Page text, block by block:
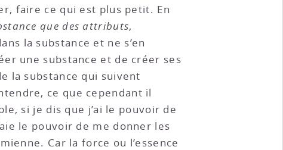
faire ce qui est plus petit. En
que des attributs,
la substance et ne s’en
une substance et de créer ses
la substance qui suivent
ce que cependant il
si je dis que j’ai le pouvoir de
le pouvoir de me donner les
Car la force ou l’essence